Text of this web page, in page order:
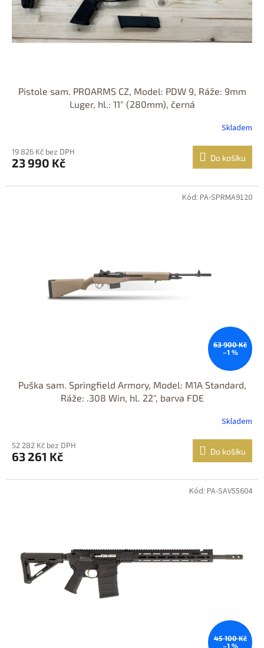
Pistole sam. PROARMS CZ, Model: PDW 9, Ráže: 9mm
Luger, hl.: 11" (280mm), černá
Skladem
19 826 Kč bez DPH
23 990 Kč Do košíku
63 900 Kč
–1 %
Puška sam. Springfield Armory, Model: M1A Standard,
Ráže: .308 Win, hl. 22", barva FDE
Skladem
52 282 Kč bez DPH
63 261 Kč Do košíku
Kód: PA-SPRMA9120
45 100 Kč
–1 %
Kód: PA-SAV55604